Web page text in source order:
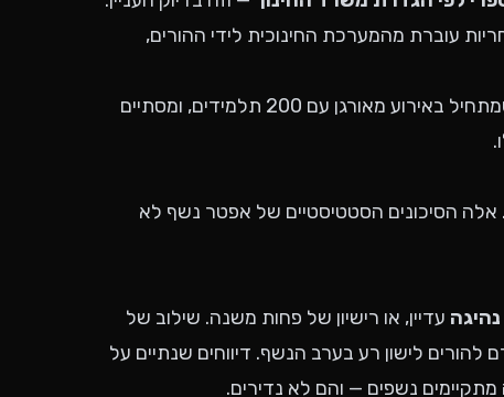
עוברת מהמערכת החינוכית לידי ההורים,
זה משאיר את ההורים והוועד באזור אפור: ערב שמתחיל באירוע מאורגן עם 200 תלמידים, ומסתיים
הסיכונים הסטטיסטיים של אפטר נשף לא
נהיגה עדיין, או רישיון של פחות משנה. שילוב של
לישון רע בערב הנשף. דיווחים שנתיים על
נשפים — והם לא נדירים.